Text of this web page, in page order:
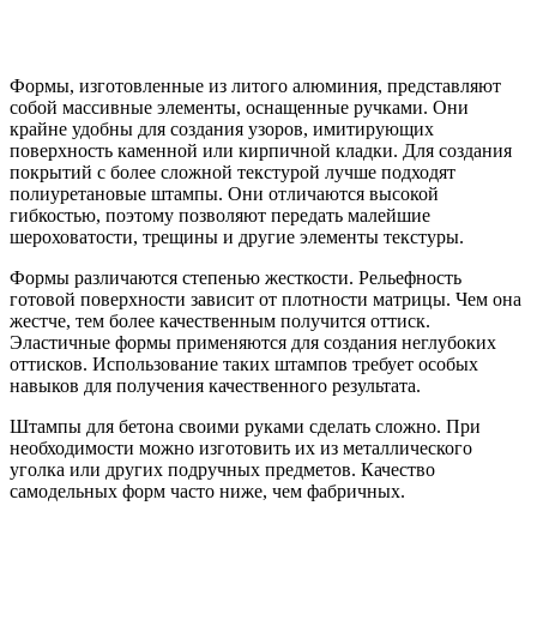
Формы, изготовленные из литого алюминия, представляют
собой массивные элементы, оснащенные ручками. Они
крайне удобны для создания узоров, имитирующих
поверхность каменной или кирпичной кладки. Для создания
покрытий с более сложной текстурой лучше подходят
полиуретановые штампы. Они отличаются высокой
гибкостью, поэтому позволяют передать малейшие
шероховатости, трещины и другие элементы текстуры.
Формы различаются степенью жесткости. Рельефность
готовой поверхности зависит от плотности матрицы. Чем она
жестче, тем более качественным получится оттиск.
Эластичные формы применяются для создания неглубоких
оттисков. Использование таких штампов требует особых
навыков для получения качественного результата.
Штампы для бетона своими руками сделать сложно. При
необходимости можно изготовить их из металлического
уголка или других подручных предметов. Качество
самодельных форм часто ниже, чем фабричных.